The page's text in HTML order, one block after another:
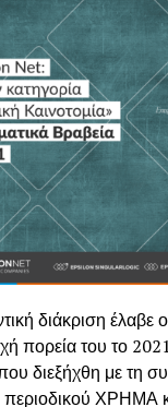
διάκριση έλαβε
πορεία του το
διεξήχθη με τη
ΧΡΗΜΑ